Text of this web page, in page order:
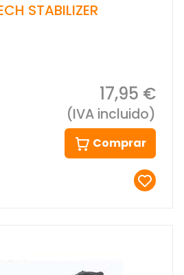
STABILIZER
17,95 €
(IVA incluido)
Comprar